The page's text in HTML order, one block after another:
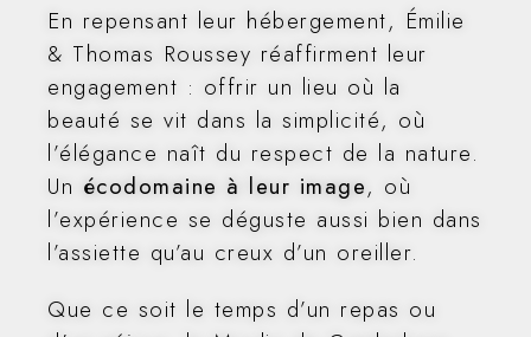
En repensant leur hébergement, Émilie
& Thomas Roussey réaffirment leur
engagement : offrir un lieu où la
beauté se vit dans la simplicité, où
l’élégance naît du respect de la nature.
Un écodomaine à leur image, où
l’expérience se déguste aussi bien dans
l’assiette qu’au creux d’un oreiller.
Que ce soit le temps d’un repas ou